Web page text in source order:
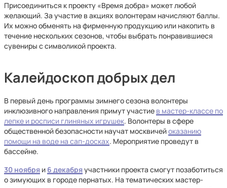
Присоединиться к проекту «Время добра» может любой
желающий. За участие в акциях волонтерам начисляют баллы.
Их можно обменять на фирменную продукцию или накопить в
течение нескольких сезонов, чтобы выбрать понравившиеся
сувениры с символикой проекта.
Калейдоскоп добрых дел
В первый день программы зимнего сезона волонтеры
инклюзивного направления примут участие в мастер-классе по
лепке и росписи глиняных игрушек. Волонтеры в сфере
общественной безопасности научат москвичейоказанию
помощи на воде на сап-досках. Мероприятие проведут в
бассейне.
30 ноября и 6 декабряучастники проекта смогут позаботиться
о зимующих в городе пернатых. На тематических мастер-